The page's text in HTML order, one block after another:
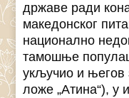
државе ради
македонског
национално
тамошње
укључио и његов
ложе „Атина“), у